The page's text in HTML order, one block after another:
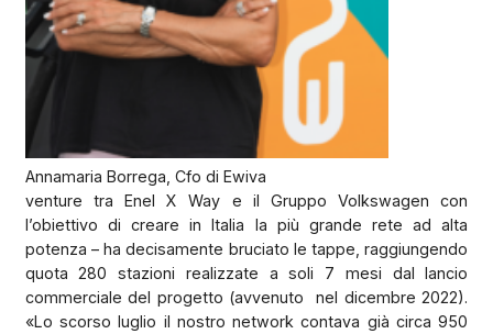
Annamaria Borrega, Cfo di Ewiva
venture tra Enel X Way e il Gruppo Volkswagen con
l’obiettivo di creare in Italia la più grande rete ad alta
potenza – ha decisamente bruciato le tappe, raggiungendo
quota 280 stazioni realizzate a soli 7 mesi dal lancio
commerciale del progetto (avvenuto
nel dicembre 2022).
«Lo scorso luglio il nostro network contava già circa 950